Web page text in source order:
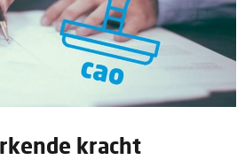
kracht